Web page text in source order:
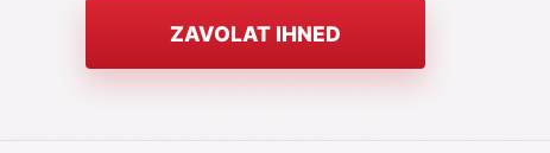
ZAVOLAT IHNED